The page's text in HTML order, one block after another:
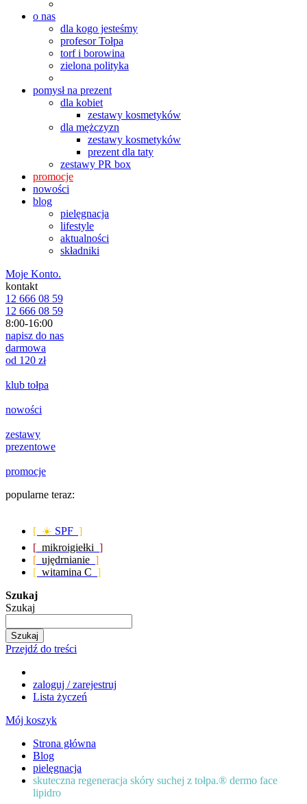
o nas
dla kogo jesteśmy
profesor Tołpa
torf i borowina
zielona polityka
pomysł na prezent
dla kobiet
zestawy kosmetyków
dla mężczyzn
zestawy kosmetyków
prezent dla taty
zestawy PR box
promocje
nowości
blog
pielęgnacja
lifestyle
aktualności
składniki
Moje Konto.
kontakt
12 666 08 59
12 666 08 59
8:00-16:00
napisz do nas
darmowa
od 120 zł
klub tołpa
nowości
zestawy
prezentowe
promocje
popularne teraz:
[ ☀️ SPF ]
[ mikroigiełki ]
[ ujędrnianie ]
[ witamina C ]
Szukaj
Szukaj
Szukaj
Przejdź do treści
zaloguj / zarejestruj
Lista życzeń
Mój koszyk
Strona główna
Blog
pielęgnacja
skuteczna regeneracja skóry suchej z tołpa.® dermo face
lipidro